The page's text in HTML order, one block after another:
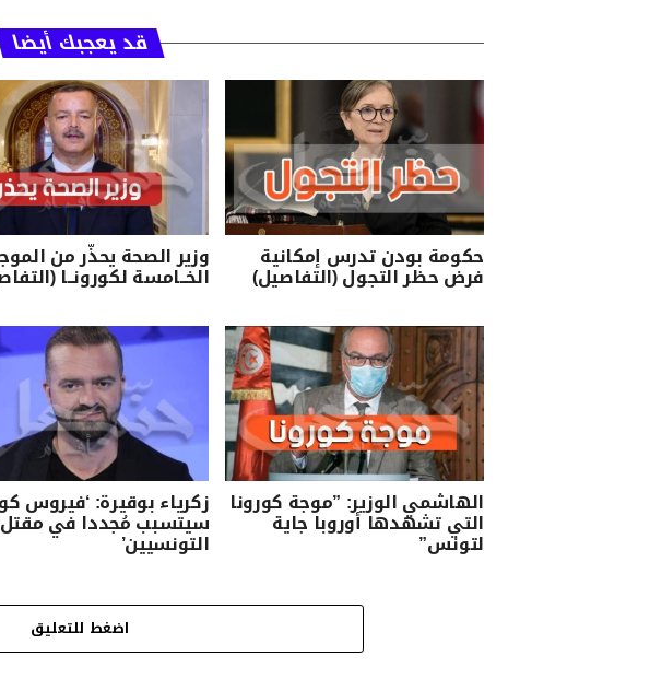
قد يعجبك أيضا
حكومة بودن تدرس إمكانية
فرض حظر التجول (التفاصيل)
وزير الصحة يحذّر من
الخــامسة لكورونــا
الهاشمي الوزير: ”موجة كورونا
التي تشهدها أوروبا جاية
لتونس”
زكرياء بوقيرة: ‘فيروس
سيتسبب مُجددا في مقتل
التونسيين’
اضغط للتعليق